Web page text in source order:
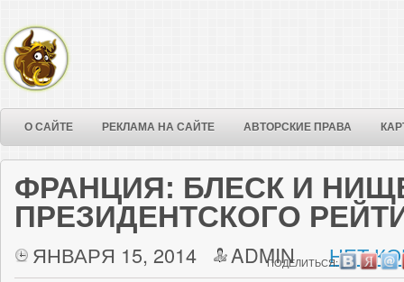
О САЙТЕ РЕКЛАМА НА САЙТЕ АВТОРСКИЕ ПРАВА
ФРАНЦИЯ: БЛЕСК И
ПРЕЗИДЕНТСКОГО
ЯНВАРЯ 15, 2014 ADMIN НЕТ
ПОДЕЛИТЬСЯ: